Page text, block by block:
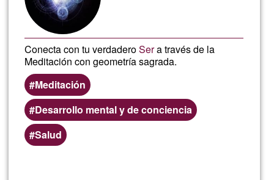
Conecta con tu verdaderoSera través de la
Meditación con geometría sagrada.
Meditación
Desarrollo mental y de conciencia
Salud